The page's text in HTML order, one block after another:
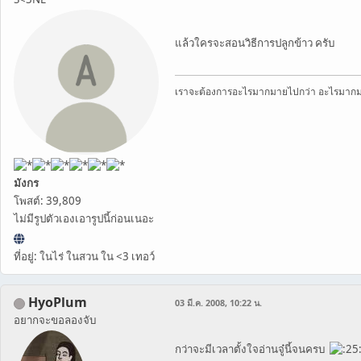
มังกร
โพสต์: 39,809
ไม่มีรูปตัวเองเอารูปนี้ก่อนเนอะ
ที่อยู่: ในไร่ ในสวน ใน <3 เทอว์
แล้วใครจะสอนวิธีการปลูกข้าว ครับ
เราจะต้องการอะไรมากมายไปกว่า อะไรมาก
HyoPlum
อยากจะขอลองจับ
03 มี.ค. 2008, 10:22 น.
กว่าจะมีเวลาตั้งใจอ่านจู๋นี้จนครบ